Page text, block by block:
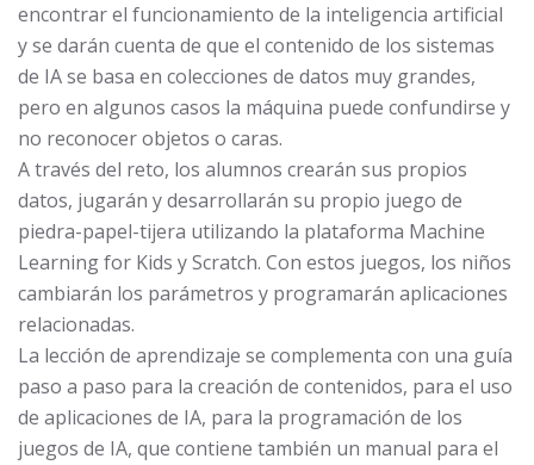
encontrar el funcionamiento de la inteligencia artificial
y se darán cuenta de que el contenido de los sistemas
de IA se basa en colecciones de datos muy grandes,
pero en algunos casos la máquina puede confundirse y
no reconocer objetos o caras.
A través del reto, los alumnos crearán sus propios
datos, jugarán y desarrollarán su propio juego de
piedra-papel-tijera utilizando la plataforma Machine
Learning for Kids y Scratch. Con estos juegos, los niños
cambiarán los parámetros y programarán aplicaciones
relacionadas.
La lección de aprendizaje se complementa con una guía
paso a paso para la creación de contenidos, para el uso
de aplicaciones de IA, para la programación de los
juegos de IA, que contiene también un manual para el